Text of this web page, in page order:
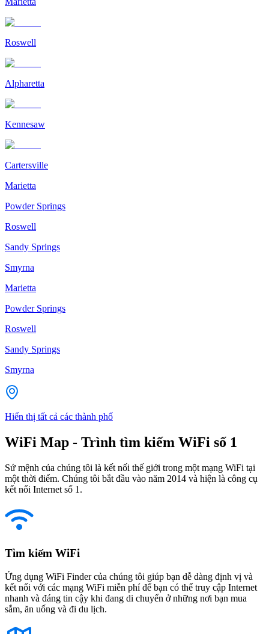
Roswell
Alpharetta
Kennesaw
Cartersville
Marietta
Powder Springs
Roswell
Sandy Springs
Smyrna
Marietta
Powder Springs
Roswell
Sandy Springs
Smyrna
Hiển thị tất cả các thành phố
WiFi Map - Trình tìm kiếm WiFi số 1
Sứ mệnh của chúng tôi là kết nối thế giới trong một mạng WiFi tại
một thời điểm. Chúng tôi bắt đầu vào năm 2014 và hiện là công cụ
kết nối Internet số 1.
Tìm kiếm WiFi
Ứng dụng WiFi Finder của chúng tôi giúp bạn dễ dàng định vị và
kết nối với các mạng WiFi miễn phí để bạn có thể truy cập Internet
nhanh và đáng tin cậy khi đang di chuyển ở những nơi bạn mua
sắm, ăn uống và đi du lịch.